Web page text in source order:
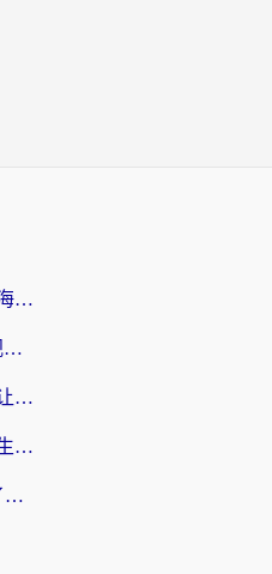
国外可以看央视影音吗知乎？海外党亲测有效的回国加速方案
海外党必看：选对“海外看电视剧软件”，再也不用愁国内剧刷不了
国外如何听国内音乐软件？别让地域限制，断了你的中文歌单
海外哪里能看奥运直播？留学生&海外华人必看的体育赛事观赛终极指南
12123交管在国外怎么使用不了？海外华人必看的无缝访问国内资源指南